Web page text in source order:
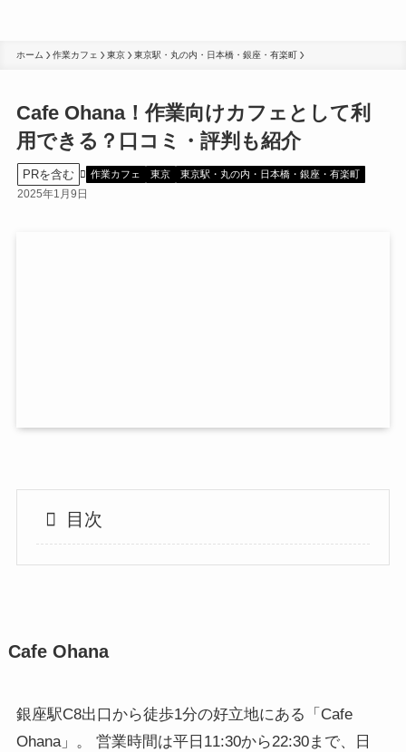
ホーム 作業カフェ 東京 東京駅・丸の内・日本橋・銀座・有楽町
Cafe Ohana！作業向けカフェとして利
用できる？口コミ・評判も紹介
PRを含む 作業カフェ 東京 東京駅・丸の内・日本橋・銀座・有楽町
2025年1月9日
目次
Cafe Ohana
銀座駅C8出口から徒歩1分の好立地にある「Cafe
Ohana」。 営業時間は平日11:30から22:30まで、日